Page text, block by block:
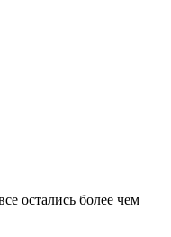
остались более чем